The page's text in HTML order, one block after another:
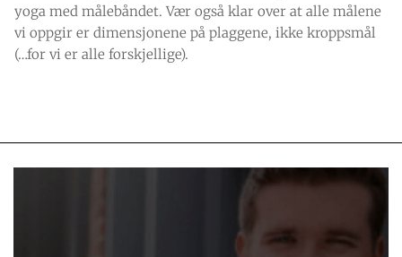
yoga med målebåndet. Vær også klar over at alle målene
vi oppgir er dimensjonene på plaggene, ikke kroppsmål
(…for vi er alle forskjellige).